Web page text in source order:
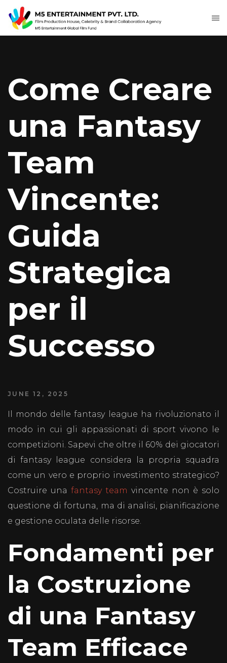
Come Creare
una Fantasy
Team
Vincente:
Guida
Strategica
per il
Successo
JUNE 12, 2025
Il mondo delle fantasy league ha rivoluzionato il
modo in cui gli appassionati di sport vivono le
competizioni. Sapevi che oltre il 60% dei giocatori
di fantasy league considera la propria squadra
come un vero e proprio investimento strategico?
Costruire una fantasy team vincente non è solo
questione di fortuna, ma di analisi, pianificazione
e gestione oculata delle risorse.
Fondamenti per
la Costruzione
di una Fantasy
Team Efficace